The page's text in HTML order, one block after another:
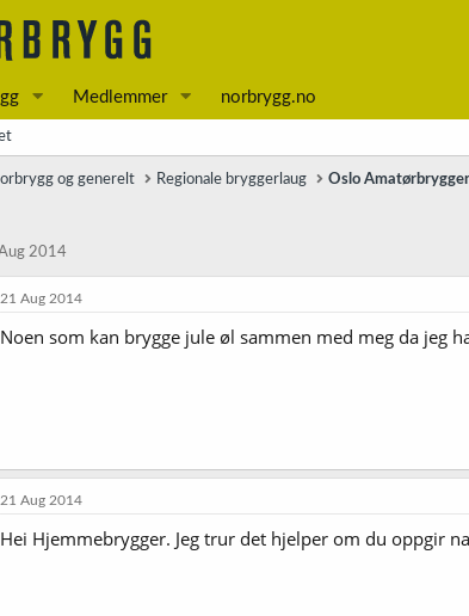
Medlemmer norbrygg.no
og generelt Regionale bryggerlaug Oslo
2014
21 Aug 2014
Noen som kan brygge jule øl sammen med meg da jeg
21 Aug 2014
Hei Hjemmebrygger. Jeg trur det hjelper om du oppgir